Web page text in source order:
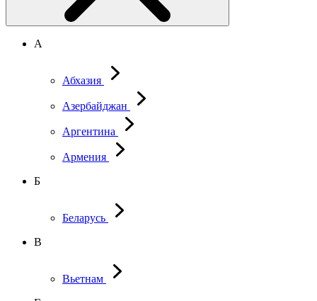
А
Абхазия
Азербайджан
Аргентина
Армения
Б
Беларусь
В
Вьетнам